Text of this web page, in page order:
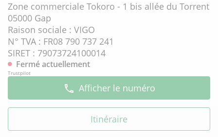
Zone commerciale Tokoro - 1 bis allée du Torrent
05000 Gap
Raison sociale : VIGO
N° TVA : FR08 790 737 241
SIRET : 79073724100014
Fermé actuellement
Trustpilot
Afficher le numéro
Itinéraire